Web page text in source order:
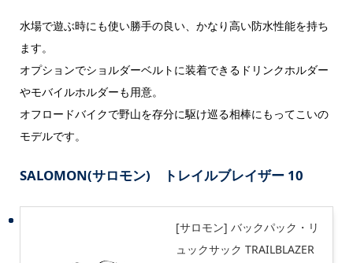
水場で遊ぶ時にも使い勝手の良い、かなり高い防水性能を持ち
ます。
オプションでショルダーベルトに装着できるドリンクホルダー
やモバイルホルダーも用意。
オフロードバイクで野山を存分に駆け巡る相棒にもってこいの
モデルです。
SALOMON(サロモン) トレイルブレイザー 10
[サロモン] バックパック・リ
ュックサック TRAILBLAZER